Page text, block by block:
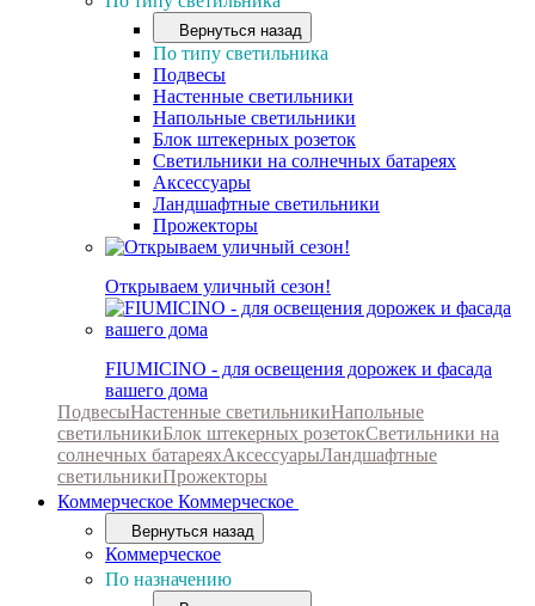
Вернуться назад
По типу светильника
Подвесы
Настенные светильники
Напольные светильники
Блок штекерных розеток
Светильники на солнечных батареях
Аксессуары
Ландшафтные светильники
Прожекторы
Открываем уличный сезон!
FIUMICINO - для освещения дорожек и фасада
вашего дома
ПодвесыНастенные светильникиНапольные
светильникиБлок штекерных розетокСветильники на
солнечных батареяхАксессуарыЛандшафтные
светильникиПрожекторы
Коммерческое Коммерческое
Вернуться назад
Коммерческое
По назначению